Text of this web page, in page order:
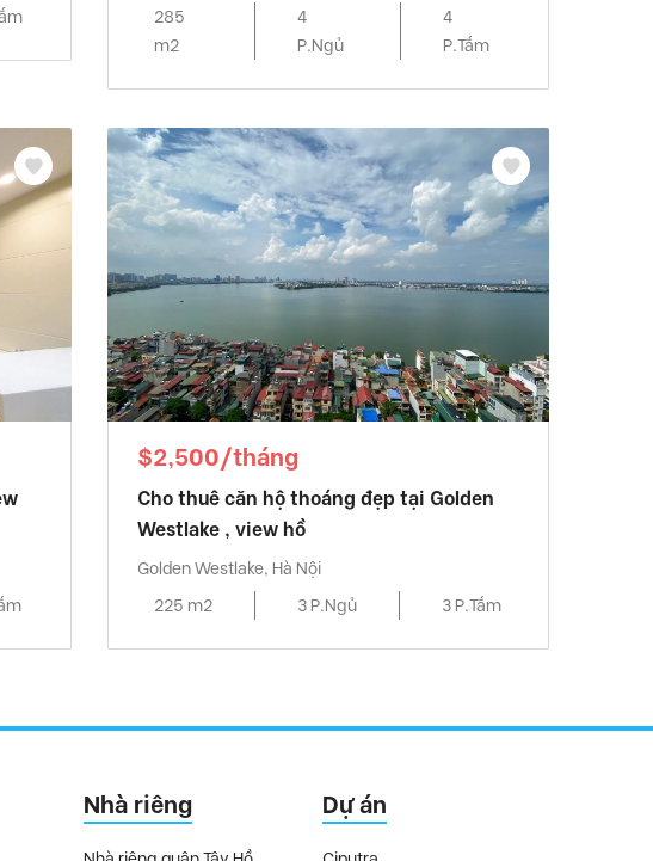
285
m2
4
P.Ngủ
4
P.Tắm
$2,500/tháng
Cho thuê căn hộ thoáng đẹp tại Golden
Westlake , view hồ
Golden Westlake, Hà Nội
225 m2
3 P.Ngủ 3 P.Tắm
Nhà riêng Dự án